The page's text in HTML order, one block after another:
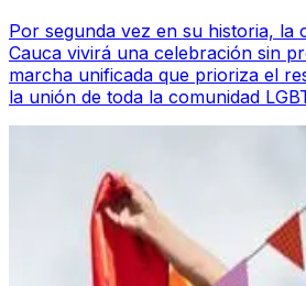
Por segunda vez en su historia, la
Cauca vivirá una celebración sin
marcha unificada que prioriza el
la unión de toda la comunidad